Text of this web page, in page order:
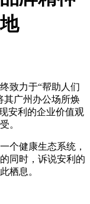
致力于“帮助人们
其广州办公场所焕
安利的企业价值观
。
个健康生态系统，
同时，诉说安利的
栖息。